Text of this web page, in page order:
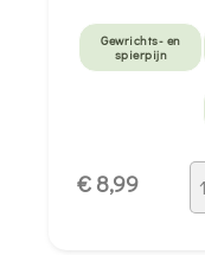
Gewrichts- en
spierpijn
€ 8,99